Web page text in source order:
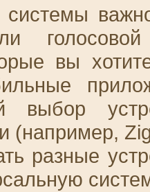
вы
выбор
(например,
разные